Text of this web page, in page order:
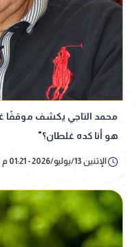
محمد التاجي يكشف موقفًا
هو أنا كده غلطان؟"
الإثنين 13/يوليو/2026 - 01:21 م